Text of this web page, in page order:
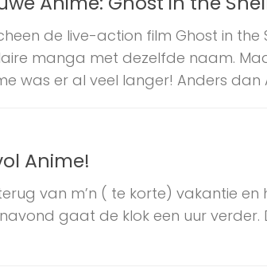
de live-action film Ghost in the
manga met dezelfde naam.
was er al veel langer! Anders dan
Anime!
van m’n ( te korte) vakantie en
gaat de klok een uur verder.